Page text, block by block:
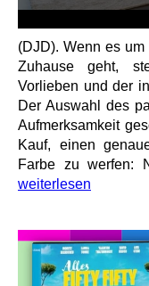
(DJD). Wenn es
Zuhause geht,
Vorlieben und der
Der Auswahl des
Aufmerksamkeit
Kauf, einen
Farbe zu werfen:
weiterlesen